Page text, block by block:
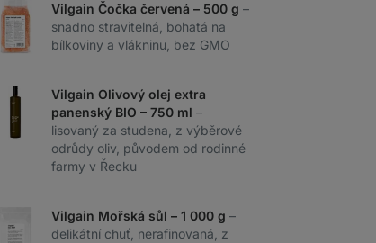
Vilgain Čočka červená – 500 g –
snadno stravitelná, bohatá na
bílkoviny a vlákninu, bez GMO
Vilgain Olivový olej extra
panenský BIO – 750 ml –
lisovaný za studena, z výběrové
odrůdy oliv, původem od rodinné
farmy v Řecku
Vilgain Mořská sůl – 1 000 g –
delikátní chuť, nerafinovaná, z